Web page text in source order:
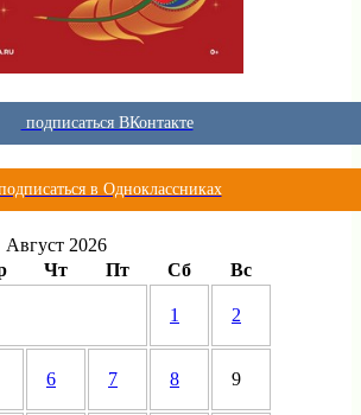
подписаться ВКонтакте
в Одноклассниках
Август 2026
Чт Пт Сб Вс
1 2
6 7 8 9